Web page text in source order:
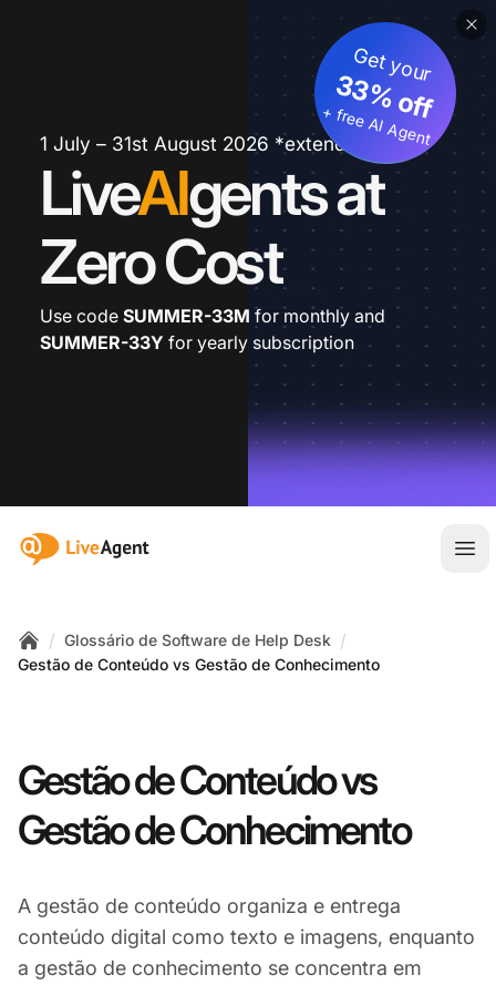
1 July – 31st August 2026 *extended
LiveAIgents at
Zero Cost
Get your
33% off
+ free AI Agent
Use code SUMMER-33M for monthly and
SUMMER-33Y for yearly subscription
:site.title
Home
/ Glossário de Software de Help Desk /
Gestão de Conteúdo vs Gestão de Conhecimento
Gestão de Conteúdo vs
Gestão de Conhecimento
A gestão de conteúdo organiza e entrega
conteúdo digital como texto e imagens, enquanto
a gestão de conhecimento se concentra em